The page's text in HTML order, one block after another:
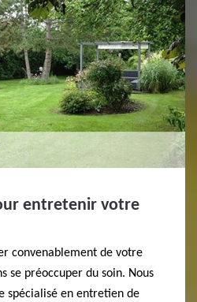
entretenir votre
convenablement de votre
se préoccuper du soin. Nous
spécialisé en entretien de